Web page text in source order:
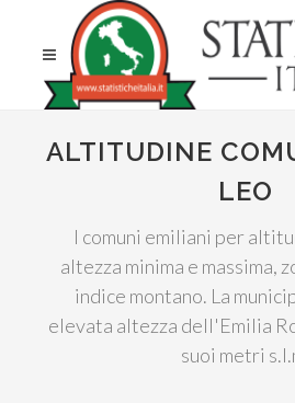
ALTITUDINE
LEO
I comuni emiliani per
altezza minima e massima,
indice montano. La
elevata altezza dell'Emilia
suoi metri